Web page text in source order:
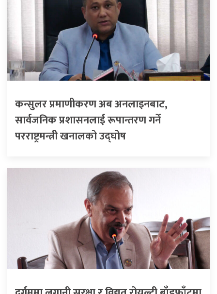
कन्सुलर प्रमाणीकरण अब अनलाइनबाट,
सार्वजनिक प्रशासनलाई रूपान्तरण गर्ने
परराष्ट्रमन्त्री खनालको उद्घोष